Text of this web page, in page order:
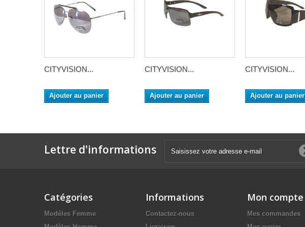
CITYVISION...
Ajouter au panier
CITYVISION...
Ajouter au panier
CITYVISION...
Ajouter au panier
Lettre d'informations
Catégories
Modèles Femme
Informations
Contactez-nous
Mon compte
Mes commandes